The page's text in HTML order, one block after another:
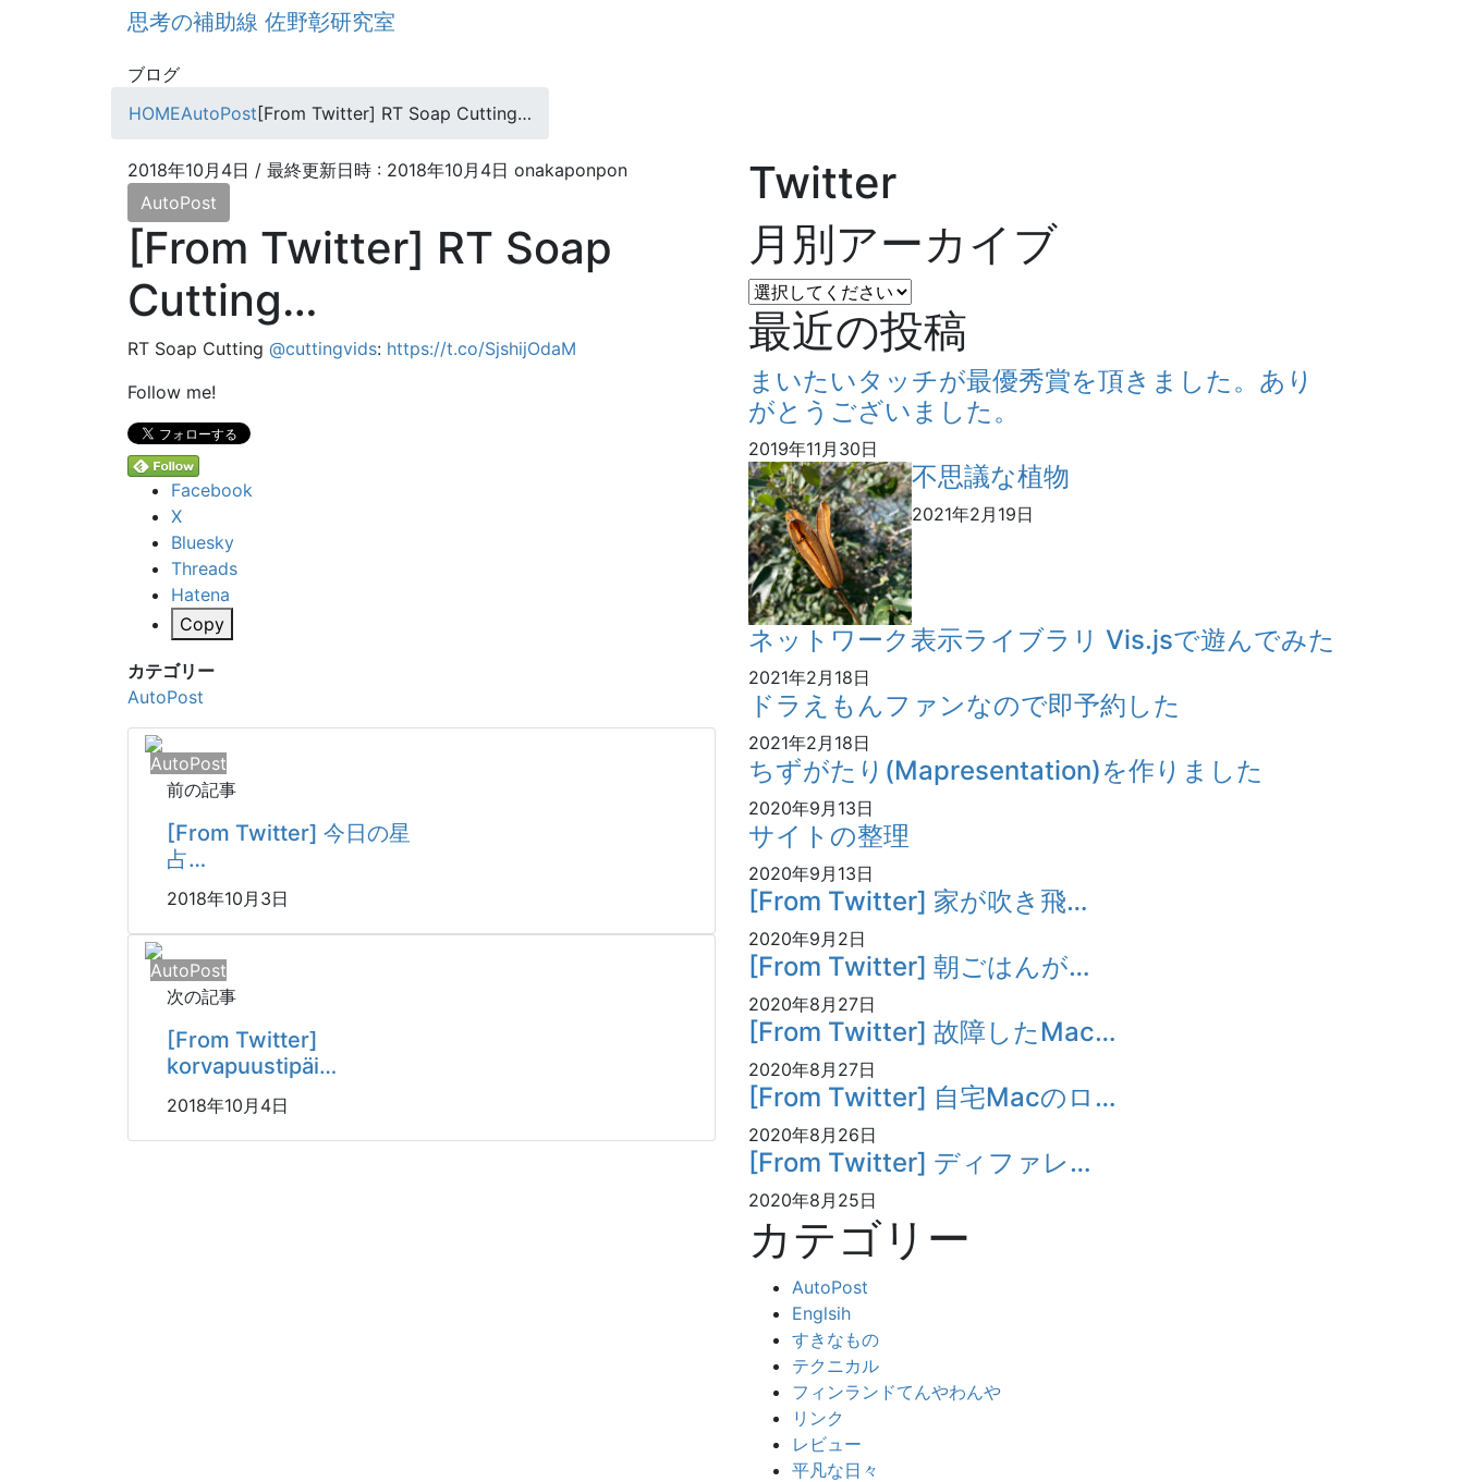
思考の補助線 佐野彰研究室
ブログ
HOMEAutoPost [From Twitter] RT Soap Cutting…
2018年10月4日 / 最終更新日時 : 2018年10月4日 onakaponpon
AutoPost
[From Twitter] RT Soap
Cutting…
RT Soap Cutting @cuttingvids: https://t.co/SjshijOdaM
Follow me!
Facebook
X
Bluesky
Threads
Hatena
Copy
カテゴリー
AutoPost
AutoPost
前の記事
[From Twitter] 今日の星
占…
2018年10月3日
AutoPost
次の記事
[From Twitter]
korvapuustipäi…
2018年10月4日
Twitter
月別アーカイブ
最近の投稿
まいたいタッチが最優秀賞を頂きました。あり
がとうございました。
2019年11月30日
不思議な植物
2021年2月19日
ネットワーク表示ライブラリ Vis.jsで遊んでみた
2021年2月18日
ドラえもんファンなので即予約した
2021年2月18日
ちずがたり(Mapresentation)を作りました
2020年9月13日
サイトの整理
2020年9月13日
[From Twitter] 家が吹き飛…
2020年9月2日
[From Twitter] 朝ごはんが…
2020年8月27日
[From Twitter] 故障したMac…
2020年8月27日
[From Twitter] 自宅Macのロ…
2020年8月26日
[From Twitter] ディファレ…
2020年8月25日
カテゴリー
AutoPost
Englsih
すきなもの
テクニカル
フィンランドてんやわんや
リンク
レビュー
平凡な日々